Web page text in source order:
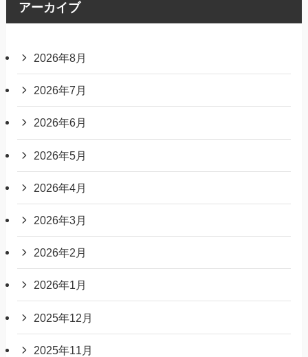
アーカイブ
2026年8月
2026年7月
2026年6月
2026年5月
2026年4月
2026年3月
2026年2月
2026年1月
2025年12月
2025年11月